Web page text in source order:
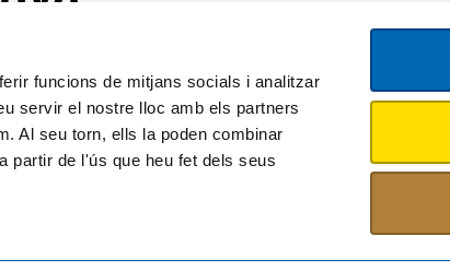
funcions de mitjans socials i analitzar
servir el nostre lloc amb els partners
Al seu torn, ells la poden combinar
partir de l'ús que heu fet dels seus
Calendari publicacions